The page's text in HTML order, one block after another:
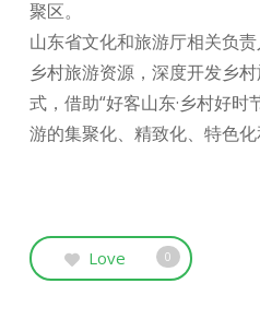
聚区。
山东省文化和旅游厅相关负
乡村旅游资源，深度开发乡
式，借助“好客山东·乡村好时
游的集聚化、精致化、特色化
Love 0